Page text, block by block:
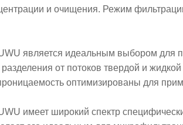
и очищения. Режим
является идеальным выбором для
от потоков твердой и
оптимизированы для
имеет широкий спектр